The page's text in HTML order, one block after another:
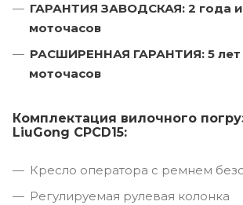
ГАРАНТИЯ ЗАВОДСКАЯ: 2 года
моточасов
РАСШИРЕННАЯ ГАРАНТИЯ: 5 лет
моточасов
Комплектация вилочного
LiuGong CPCD15:
Кресло оператора с ремнем
Регулируемая рулевая колонка